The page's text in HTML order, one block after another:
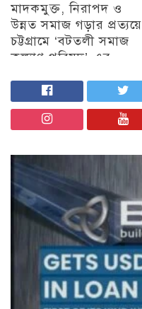
মাদকমুক্ত, নিরাপদ ও
উন্নত সমাজ গড়ার প্রত্যয়ে
চট্টগ্রামে ‘বটতলী সমাজ
কল্যাণ পরিষদ’-এর
চট্টগ্রাম